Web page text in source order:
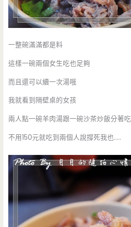
一整碗滿滿都是料
這樣一碗兩個女生吃也足夠
而且還可以續一次湯哦
我就看到隔壁桌的女孩
兩人點一碗羊肉湯跟一碗沙茶炒飯分著吃
不用150元就吃到兩個人說撐死我也…..